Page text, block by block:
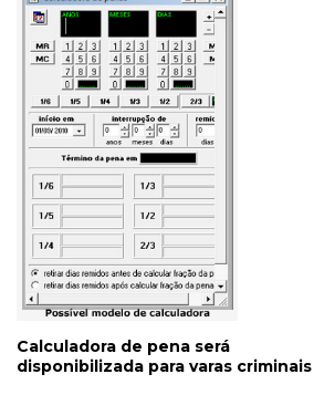
Calculadora de pena será
disponibilizada para varas criminais